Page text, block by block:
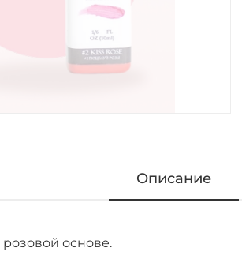
Описание
основе.